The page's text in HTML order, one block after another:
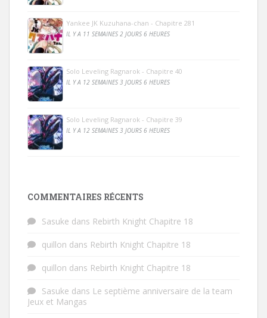
Yankee JK Kuzuhana-chan - Chapitre 281
IL Y A 11 SEMAINES 2 JOURS 6 HEURES
Solo Leveling Ragnarok - Chapitre 40
IL Y A 12 SEMAINES 3 JOURS 6 HEURES
Solo Leveling Ragnarok - Chapitre 39
IL Y A 12 SEMAINES 3 JOURS 6 HEURES
COMMENTAIRES RÉCENTS
Sasuke dans Rebirth Knight Chapitre 18
quillon dans Rebirth Knight Chapitre 18
quillon dans Rebirth Knight Chapitre 18
Sasuke dans Le septième anniversaire de la team
Jeux et Mangas